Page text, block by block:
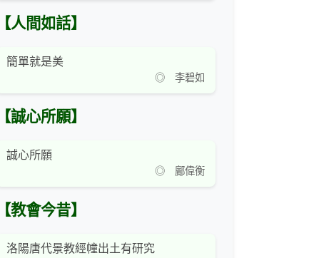
【人間如話】
簡單就是美
◎ 李碧如
【誠心所願】
誠心所願
◎ 鄺偉衡
【教會今昔】
洛陽唐代景教經幢出土有研究